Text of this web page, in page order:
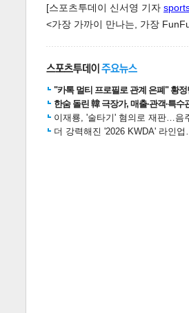
[스포츠투데이 신서영 기자
<가장 가까이 만나는, 가장
"카톡 멀티 프로필로 관계 은폐" 황
한숨 돌린 韓 극장가, 매출·관객·특
이재룡, '술타기' 혐의로 재판…음
더 강력해진 '2026 KWDA' 라인